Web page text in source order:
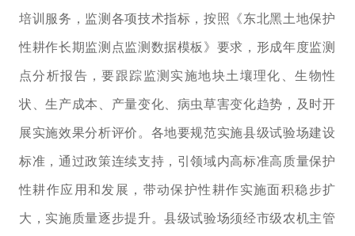
培训服务，监测各项技术指标，按照《东北黑土地保护
性耕作长期监测点监测数据模板》要求，形成年度监测
点分析报告，要跟踪监测实施地块土壤理化、生物性
状、生产成本、产量变化、病虫草害变化趋势，及时开
展实施效果分析评价 。 各地要规范实施县级试验场建设
标准，通过政策连续支持，引领域内高标准高质量保护
性耕作应用和发展，带动保护性耕作实施面积稳步扩
大，实施质量逐步提升。县级试验场须经市级农机主管